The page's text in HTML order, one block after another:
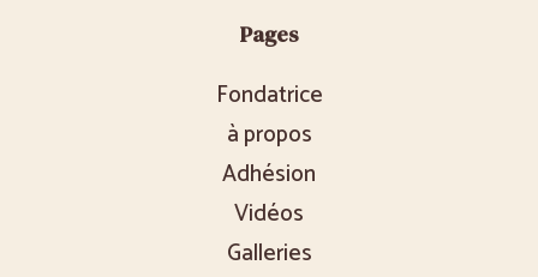
Pages
Fondatrice
à propos
Adhésion
Vidéos
Galleries